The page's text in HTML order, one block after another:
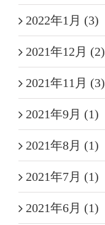
2022年1月 (3)
2021年12月 (2)
2021年11月 (3)
2021年9月 (1)
2021年8月 (1)
2021年7月 (1)
2021年6月 (1)